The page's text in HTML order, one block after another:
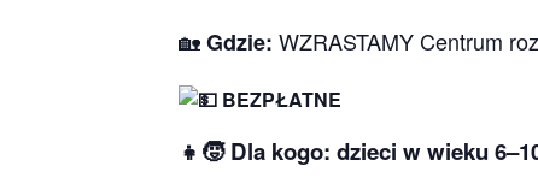
🏡Gdzie: WZRASTAMY Centrum
BEZPŁATNE
👧🧒Dla kogo: dzieci w wieku